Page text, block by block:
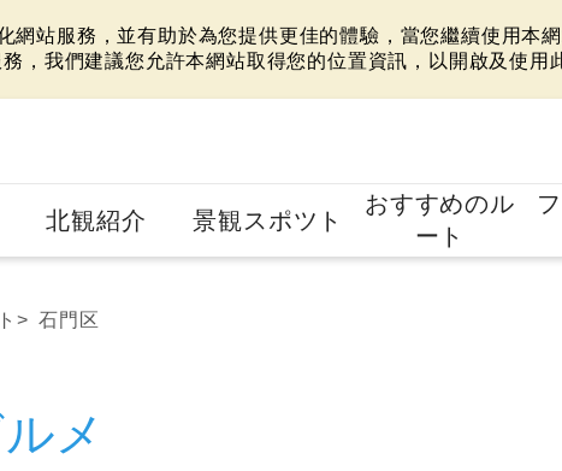
站服務，並有助於為您提供更佳的體驗，當您繼續使用本
，我們建議您允許本網站取得您的位置資訊，以開啟及使用
北観紹介 景観スポツト
おすすめのル
ート
石門区
メ